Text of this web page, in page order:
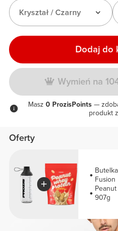
Kryształ / Czarny
Dodaj do
Wymień na
Masz 0 ProzisPoints —
produkt
Oferty
Fusion
907g